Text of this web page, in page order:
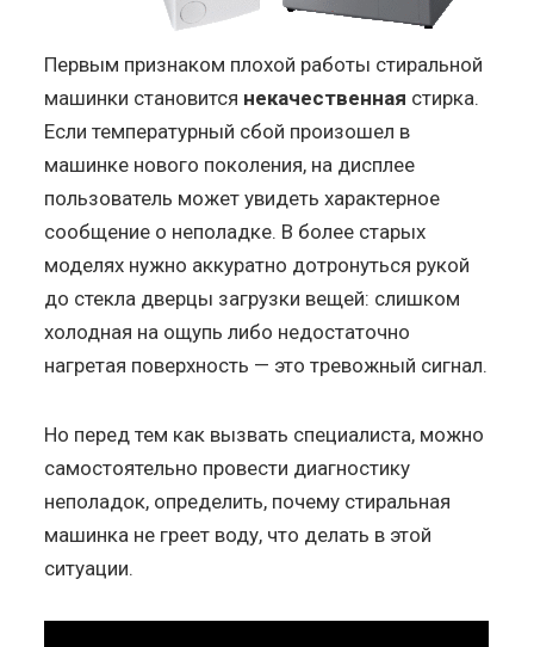
Первым признаком плохой работы стиральной
машинки становится некачественная стирка.
Если температурный сбой произошел в
машинке нового поколения, на дисплее
пользователь может увидеть характерное
сообщение о неполадке. В более старых
моделях нужно аккуратно дотронуться рукой
до стекла дверцы загрузки вещей: слишком
холодная на ощупь либо недостаточно
нагретая поверхность — это тревожный сигнал.
Но перед тем как вызвать специалиста, можно
самостоятельно провести диагностику
неполадок, определить, почему стиральная
машинка не греет воду, что делать в этой
ситуации.